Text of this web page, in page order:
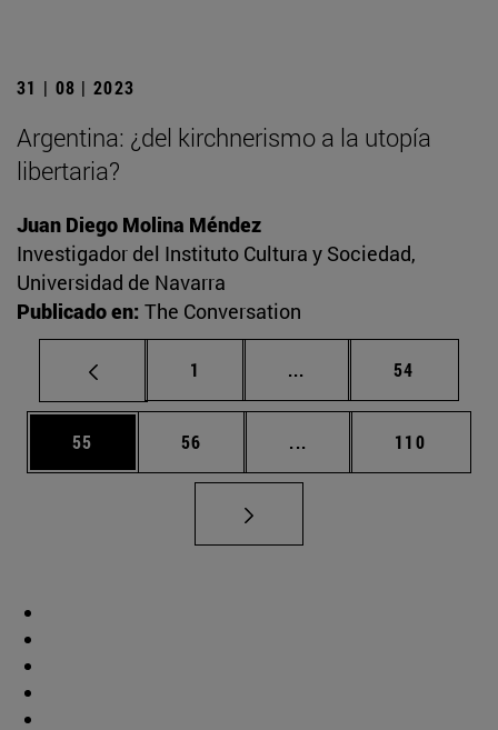
31 | 08 | 2023
Argentina: ¿del kirchnerismo a la utopía
libertaria?
Juan Diego Molina Méndez
Investigador del Instituto Cultura y Sociedad,
Universidad de Navarra
Publicado en: The Conversation
Página
1 ... Páginas intermedias
Página
54
Página
55 Página
56 ... Páginas intermedias
Página
110